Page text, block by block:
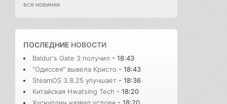
все новинки
ПОСЛЕДНИЕ НОВОСТИ
Baldur's Gate 3 получил - 18:43
"Одиссея" вывела Кристо - 18:43
SteamOS 3.8.25 улучшает - 18:36
Китайская Hwatsing Tech - 18:20